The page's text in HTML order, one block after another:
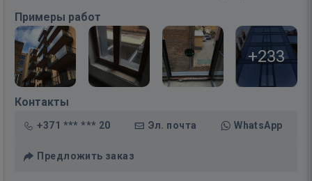
Примеры работ
+233
Контакты
+371 *** *** 20 Эл. почта WhatsApp
Предложить заказ